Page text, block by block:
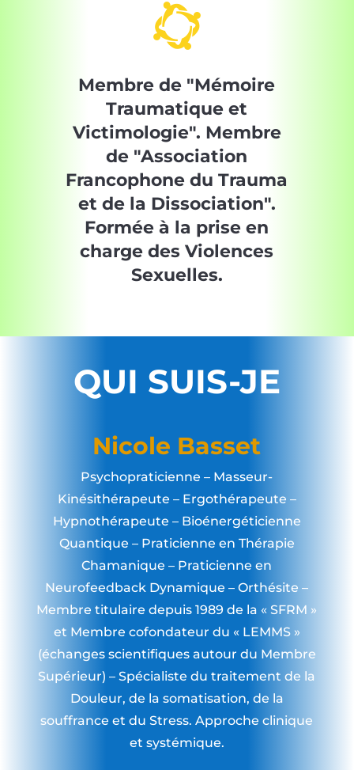

Membre de "Mémoire
Traumatique et
Victimologie". Membre
de "Association
Francophone du Trauma
et de la Dissociation".
Formée à la prise en
charge des Violences
Sexuelles.
QUI SUIS-JE
Nicole Basset
Psychopraticienne – Masseur-
Kinésithérapeute – Ergothérapeute –
Hypnothérapeute – Bioénergéticienne
Quantique – Praticienne en Thérapie
Chamanique – Praticienne en
Neurofeedback Dynamique – Orthésite –
Membre titulaire depuis 1989 de la « SFRM »
et Membre cofondateur du « LEMMS »
(échanges scientifiques autour du Membre
Supérieur) – Spécialiste du traitement de la
Douleur, de la somatisation, de la
souffrance et du Stress. Approche clinique
et systémique.